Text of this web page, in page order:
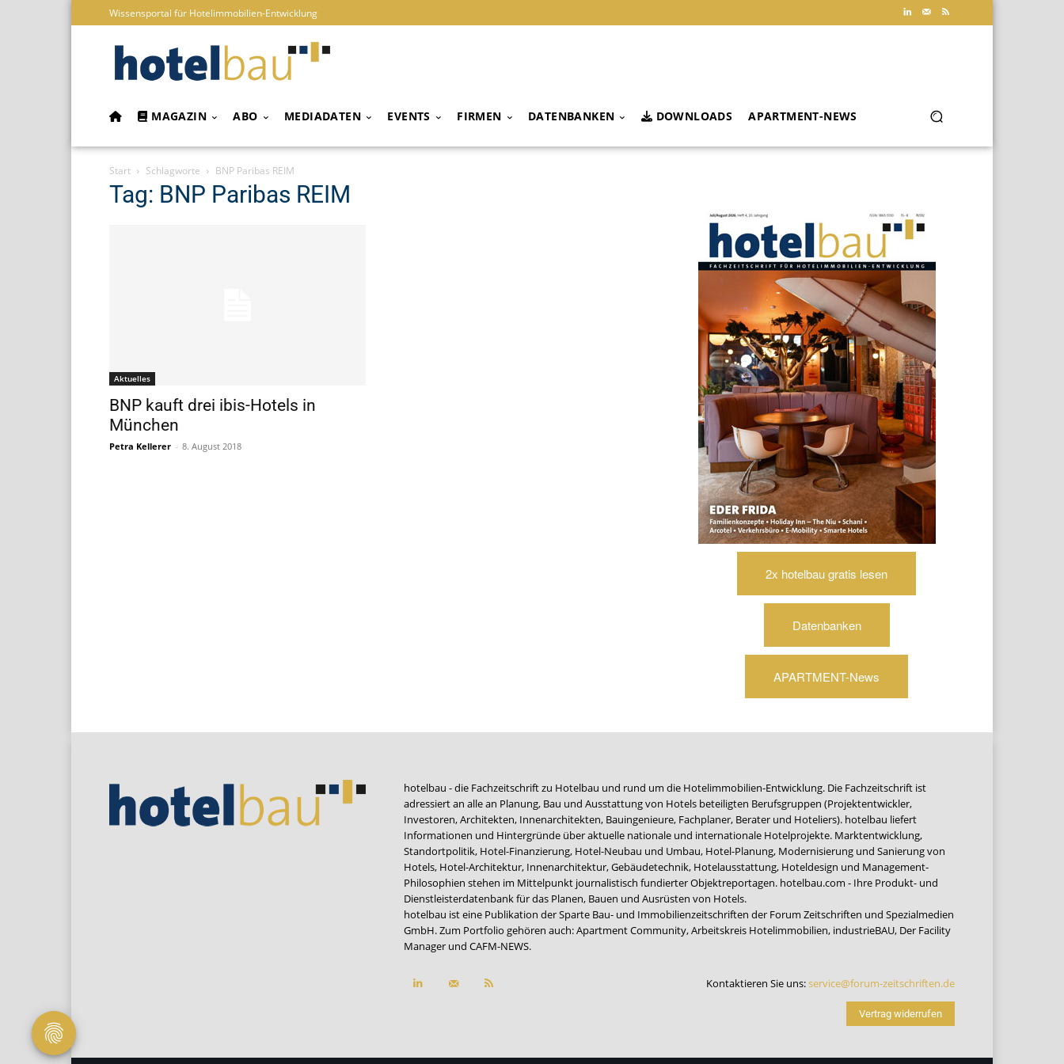
Wissensportal für Hotelimmobilien-Entwicklung
MAGAZIN ABO MEDIADATEN EVENTS FIRMEN DATENBANKEN DOWNLOADS APARTMENT-NEWS
Start Schlagworte BNP Paribas REIM
Tag: BNP Paribas REIM
Aktuelles
BNP kauft drei ibis-Hotels in
München
Petra Kellerer - 8. August 2018
2x hotelbau gratis lesen
Datenbanken
APARTMENT-News
hotelbau - die Fachzeitschrift zu Hotelbau und rund um die Hotelimmobilien-Entwicklung. Die Fachzeitschrift ist
adressiert an alle an Planung, Bau und Ausstattung von Hotels beteiligten Berufsgruppen (Projektentwickler,
Investoren, Architekten, Innenarchitekten, Bauingenieure, Fachplaner, Berater und Hoteliers). hotelbau liefert
Informationen und Hintergründe über aktuelle nationale und internationale Hotelprojekte. Marktentwicklung,
Standortpolitik, Hotel-Finanzierung, Hotel-Neubau und Umbau, Hotel-Planung, Modernisierung und Sanierung von
Hotels, Hotel-Architektur, Innenarchitektur, Gebäudetechnik, Hotelausstattung, Hoteldesign und Management-
Philosophien stehen im Mittelpunkt journalistisch fundierter Objektreportagen. hotelbau.com - Ihre Produkt- und
Dienstleisterdatenbank für das Planen, Bauen und Ausrüsten von Hotels.
hotelbau ist eine Publikation der Sparte Bau- und Immobilienzeitschriften der Forum Zeitschriften und Spezialmedien
GmbH. Zum Portfolio gehören auch:Apartment Community,Arbeitskreis Hotelimmobilien, industrieBAU, Der Facility
Manager und CAFM-NEWS.
Kontaktieren Sie uns:service@forum-zeitschriften.de
Vertrag widerrufen